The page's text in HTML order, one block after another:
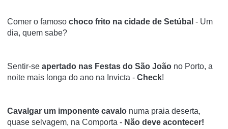
Comer o famoso choco frito na cidade de Setúbal - Um
dia, quem sabe?
Sentir-se apertado nas Festas do São João no Porto, a
noite mais longa do ano na Invicta - Check!
Cavalgar um imponente cavalo numa praia deserta,
quase selvagem, na Comporta - Não deve acontecer!